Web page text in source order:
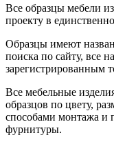
Все образцы мебели
проекту в
Образцы имеют
поиска по сайту, все
зарегистрированным
Все мебельные
образцов по цвету,
способами монтажа и
фурнитуры.